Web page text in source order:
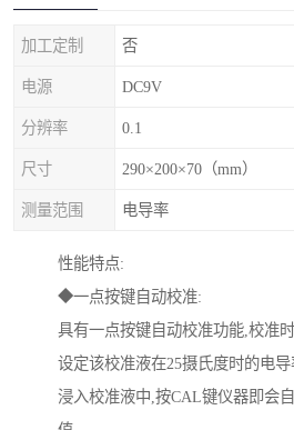
加工定制 否
电源 DC9V
分辨率 0.1
尺寸 290×200×70（mm）
测量范围 电导率
性能特点:
◆一点按键自动校准:
具有一点按键自动校准功能,校准
设定该校准液在25摄氏度时的电
浸入校准液中,按CAL键仪器即会